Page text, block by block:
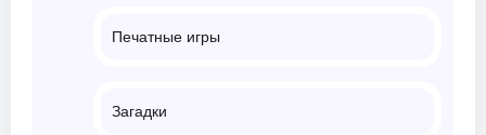
Печатные игры
Загадки